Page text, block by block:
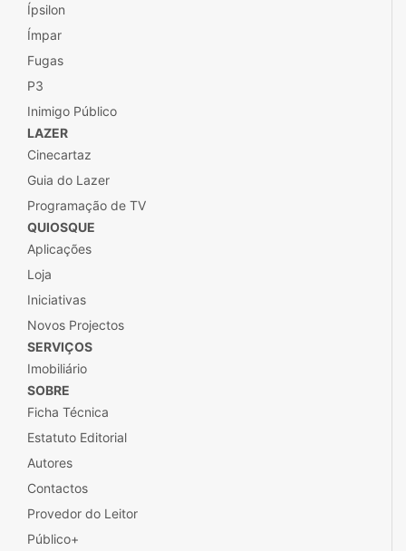
Ípsilon
Ímpar
Fugas
P3
Inimigo Público
LAZER
Cinecartaz
Guia do Lazer
Programação de TV
QUIOSQUE
Aplicações
Loja
Iniciativas
Novos Projectos
SERVIÇOS
Imobiliário
SOBRE
Ficha Técnica
Estatuto Editorial
Autores
Contactos
Provedor do Leitor
Público+